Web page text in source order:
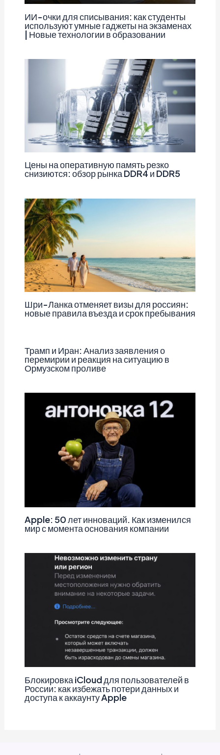
ИИ-очки для списывания: как студенты
используют умные гаджеты на экзаменах
| Новые технологии в образовании
Цены на оперативную память резко
снизиются: обзор рынка DDR4 и DDR5
Шри-Ланка отменяет визы для россиян:
новые правила въезда и срок пребывания
Трамп и Иран: Анализ заявления о
перемирии и реакция на ситуацию в
Ормузском проливе
Apple: 50 лет инноваций. Как изменился
мир с момента основания компании
Блокировка iCloud для пользователей в
России: как избежать потери данных и
доступа к аккаунту Apple